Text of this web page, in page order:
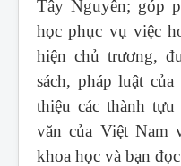
Tây Nguyên; góp
học phục vụ việc
hiện chủ trương,
sách, pháp luật
thiệu các thành
văn của Việt Nam
khoa học và bạn